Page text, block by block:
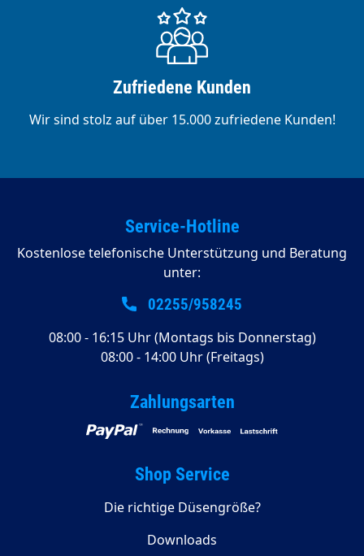
Zufriedene Kunden
Wir sind stolz auf über 15.000 zufriedene Kunden!
Service-Hotline
Kostenlose telefonische Unterstützung und Beratung
unter:
02255/958245
08:00 - 16:15 Uhr (Montags bis Donnerstag)
08:00 - 14:00 Uhr (Freitags)
Zahlungsarten
Shop Service
Die richtige Düsengröße?
Downloads